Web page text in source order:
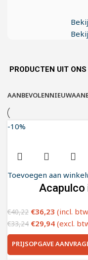
PRODUCTEN UIT
AANBEVOLENNIEUW
-10%
Toevoegen aan
Acapulco
€40,22 €36,23 (incl.
€33,24 €29,94 (excl.
PRIJSOPGAVE